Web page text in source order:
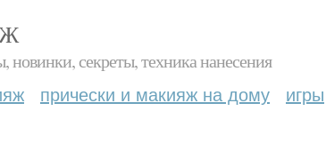
секреты, техника нанесения
прически и макияж на дому игры